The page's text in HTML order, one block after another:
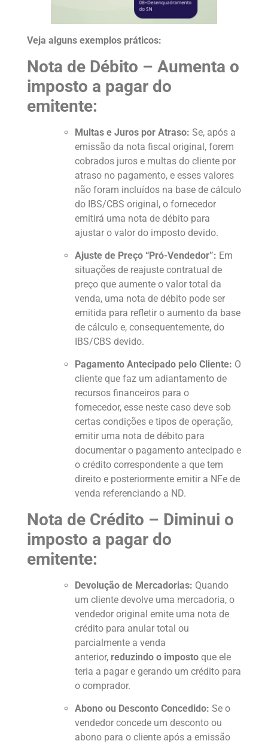
Veja alguns exemplos práticos:
Nota de Débito – Aumenta o
imposto a pagar do
emitente:
Multas e Juros por Atraso: Se, após a
emissão da nota fiscal original, forem
cobrados juros e multas do cliente por
atraso no pagamento, e esses valores
não foram incluídos na base de cálculo
do IBS/CBS original, o fornecedor
emitirá uma nota de débito para
ajustar o valor do imposto devido.
Ajuste de Preço “Pró-Vendedor”: Em
situações de reajuste contratual de
preço que aumente o valor total da
venda, uma nota de débito pode ser
emitida para refletir o aumento da base
de cálculo e, consequentemente, do
IBS/CBS devido.
Pagamento Antecipado pelo Cliente: O
cliente que faz um adiantamento de
recursos financeiros para o
fornecedor, esse neste caso deve sob
certas condições e tipos de operação,
emitir uma nota de débito para
documentar o pagamento antecipado e
o crédito correspondente a que tem
direito e posteriormente emitir a NFe de
venda referenciando a ND.
Nota de Crédito – Diminui o
imposto a pagar do
emitente:
Devolução de Mercadorias: Quando
um cliente devolve uma mercadoria, o
vendedor original emite uma nota de
crédito para anular total ou
parcialmente a venda
anterior, reduzindo o imposto que ele
teria a pagar e gerando um crédito para
o comprador.
Abono ou Desconto Concedido: Se o
vendedor concede um desconto ou
abono para o cliente após a emissão